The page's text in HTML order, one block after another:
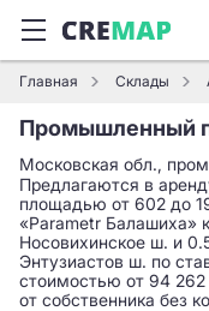
Главная Склады
Промышленный
Московская обл.,
Предлагаются в
площадью от 602 до
«Parametr Балашиха»
Носовихинское ш. и
Энтузиастов ш. по
стоимостью от 94
от собственника без